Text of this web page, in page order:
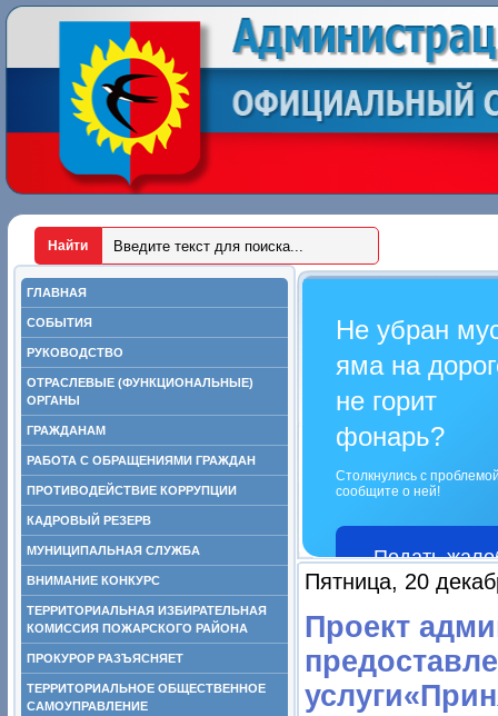
ГЛАВНАЯ
СОБЫТИЯ
РУКОВОДСТВО
ОТРАСЛЕВЫЕ (ФУНКЦИОНАЛЬНЫЕ)
ОРГАНЫ
ГРАЖДАНАМ
РАБОТА С ОБРАЩЕНИЯМИ ГРАЖДАН
ПРОТИВОДЕЙСТВИЕ КОРРУПЦИИ
КАДРОВЫЙ РЕЗЕРВ
МУНИЦИПАЛЬНАЯ СЛУЖБА
ВНИМАНИЕ КОНКУРС
ТЕРРИТОРИАЛЬНАЯ ИЗБИРАТЕЛЬНАЯ
КОМИССИЯ ПОЖАРСКОГО РАЙОНА
ПРОКУРОР РАЗЪЯСНЯЕТ
ТЕРРИТОРИАЛЬНОЕ ОБЩЕСТВЕННОЕ
САМОУПРАВЛЕНИЕ
Не убран
яма на
не горит
фонарь?
Столкнулись с
сообщите о ней!
Подать
Пятница, 20
Проект